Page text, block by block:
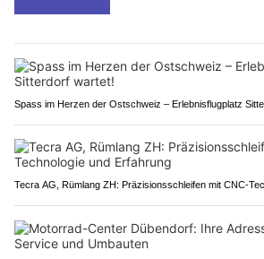
Spass im Herzen der Ostschweiz – Erlebnisflugplatz
Tecra AG, Rümlang ZH: Präzisionsschleifen mit CNC-